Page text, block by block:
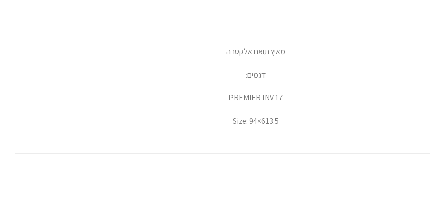
מאיץ תואם אלקטרה
דגמים:
PREMIER INV 17
Size: 94×613.5